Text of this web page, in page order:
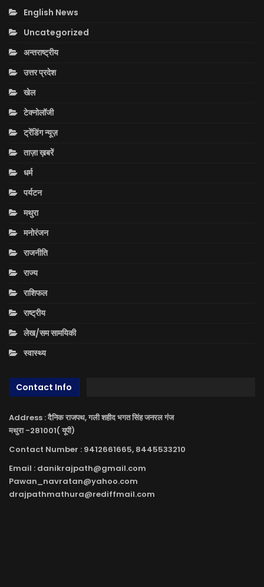
English News
Uncategorized
अन्तराष्ट्रीय
उत्तर प्रदेश
खेल
टेक्नोलॉजी
ट्रेंडिंग न्यूज़
ताज़ा ख़बरें
धर्म
पर्यटन
मथुरा
मनोरंजन
राजनीति
राज्य
राशिफल
राष्ट्रीय
लेख/सम सामयिकी
स्वास्थ्य
Contact Info
Address : दैनिक राजपथ, गली शहीद भगत सिंह जनरल गंज
मथुरा -281001( यूपी)
Contact Number : 9412661665, 8445533210
Email : danikrajpath@gmail.com
Pawan_navratan@yahoo.com
drajpathmathura@rediffmail.com